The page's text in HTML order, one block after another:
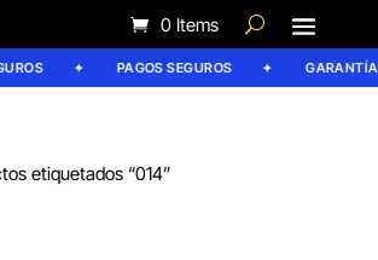
0 Items
PAGOS SEGUROS GARANTÍA
etiquetados “014”